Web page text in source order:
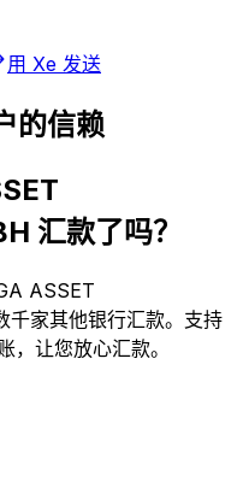
用 Xe 发送
的信赖
汇款了吗？
ASSET
家其他银行汇款。支持
，让您放心汇款。